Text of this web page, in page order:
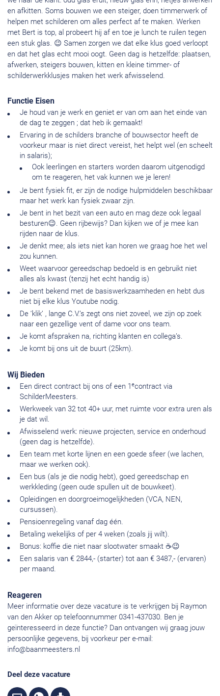
en afkitten. Soms bouwen we een steiger, doen timmerwerk of
helpen met schilderen om alles perfect af te maken. Werken
met Bert is top, al probeert hij af en toe je lunch te ruilen tegen
een stuk glas. 😉 Samen zorgen we dat elke klus goed verloopt
en dat het glas echt mooi oogt. Geen dag is hetzelfde: plaatsen,
afwerken, steigers bouwen, kitten en kleine timmer- of
schilderwerkklusjes maken het werk afwisselend.
Functie Eisen
Je houd van je werk en geniet er van om aan het einde van
de dag te zeggen ; dat heb ik gemaakt!
Ervaring in de schilders branche of bouwsector heeft de
voorkeur maar is niet direct vereist, het helpt wel (en scheelt
in salaris);
Ook leerlingen en starters worden daarom uitgenodigd
om te reageren, het vak kunnen we je leren!
Je bent fysiek fit, er zijn de nodige hulpmiddelen beschikbaar
maar het werk kan fysiek zwaar zijn.
Je bent in het bezit van een auto en mag deze ook legaal
besturen😉. Geen rijbewijs? Dan kijken we of je mee kan
rijden naar de klus.
Je denkt mee; als iets niet kan horen we graag hoe het wel
zou kunnen.
Weet waarvoor gereedschap bedoeld is en gebruikt niet
alles als kwast (tenzij het echt handig is)
Je bent bekend met de basiswerkzaamheden en hebt dus
niet bij elke klus Youtube nodig.
De ‘klik’ , lange C.V.’s zegt ons niet zoveel, we zijn op zoek
naar een gezellige vent of dame voor ons team.
Je komt afspraken na, richting klanten en collega’s.
Je komt bij ons uit de buurt (25km).
Wij Bieden
Een direct contract bij ons of een 1 econtract via
SchilderMeesters.
Werkweek van 32 tot 40+ uur, met ruimte voor extra uren als
je dat wil.
Afwisselend werk: nieuwe projecten, service en onderhoud
(geen dag is hetzelfde).
Een team met korte lijnen en een goede sfeer (we lachen,
maar we werken ook).
Een bus (als je die nodig hebt), goed gereedschap en
werkkleding (geen oude spullen uit de bouwkeet).
Opleidingen en doorgroeimogelijkheden (VCA, NEN,
cursussen).
Pensioenregeling vanaf dag één.
Betaling wekelijks of per 4 weken (zoals jij wilt).
Bonus: koffie die niet naar slootwater smaakt ☕😉
Een salaris van € 2844,- (starter) tot aan € 3487,- (ervaren)
per maand.
Reageren
Meer informatie over deze vacature is te verkrijgen bij Raymon
van den Akker op telefoonnummer 0341-437030. Ben je
geïnteresseerd in deze functie? Dan ontvangen wij graag jouw
persoonlijke gegevens, bij voorkeur per e-mail:
info@baanmeesters.nl
Deel deze vacature